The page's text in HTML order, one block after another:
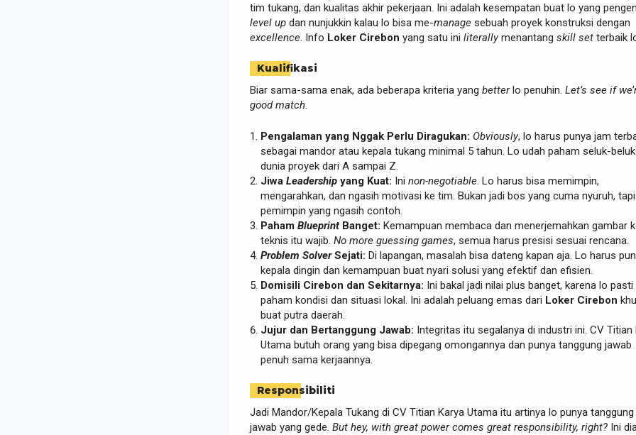
tim tukang, dan kualitas akhir pekerjaan. Ini adalah kesempatan buat lo yang pengen
level up dan nunjukkin kalau lo bisa me-manage sebuah proyek konstruksi dengan
excellence . Info Loker Cirebon yang satu ini literallymenantang skill set terbaik
Kualifikasi
Biar sama-sama enak, ada beberapa kriteria yang betterlo penuhin. Let’s see if
good match.
Pengalaman yang Nggak Perlu Diragukan: Obviously, lo harus punya jam
sebagai mandor atau kepala tukang minimal 5 tahun. Lo udah paham seluk-beluk
dunia proyek dari A sampai Z.
Jiwa Leadership yang Kuat: Ini non-negotiable . Lo harus bisa memimpin,
mengarahkan, dan ngasih motivasi ke tim. Bukan jadi bos yang cuma nyuruh,
pemimpin yang ngasih contoh.
Paham Blueprint Banget: Kemampuan membaca dan menerjemahkan gambar
teknis itu wajib. No more guessing games, semua harus presisi sesuai rencana.
Problem SolverSejati: Di lapangan, masalah bisa dateng kapan aja. Lo harus
kepala dingin dan kemampuan buat nyari solusi yang efektif dan efisien.
Domisili Cirebon dan Sekitarnya: Ini bakal jadi nilai plus banget, karena lo pasti
paham kondisi dan situasi lokal. Ini adalah peluang emas dari Loker Cirebon
buat putra daerah.
Jujur dan Bertanggung Jawab: Integritas itu segalanya di industri ini. CV Titian
Utama butuh orang yang bisa dipegang omongannya dan punya tanggung jawab
penuh sama kerjaannya.
Responsibiliti
Jadi Mandor/Kepala Tukang di CV Titian Karya Utama itu artinya lo punya tanggung
jawab yang gede. But hey, with great power comes great responsibility, right? Ini